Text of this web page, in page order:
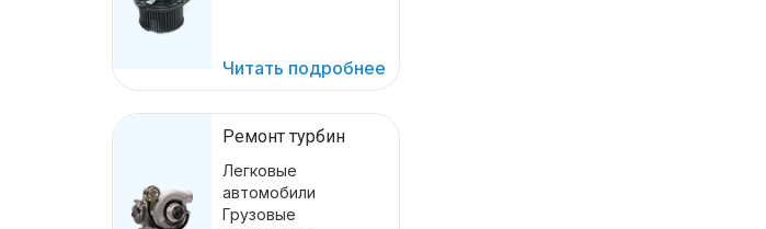
Читать подробнее
Ремонт турбин
Легковые
автомобили
Грузовые